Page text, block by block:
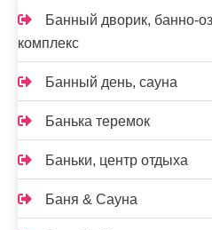
Банный дворик, банно-
комплекс
Банный день, сауна
Банька теремок
Баньки, центр отдыха
Баня & Сауна